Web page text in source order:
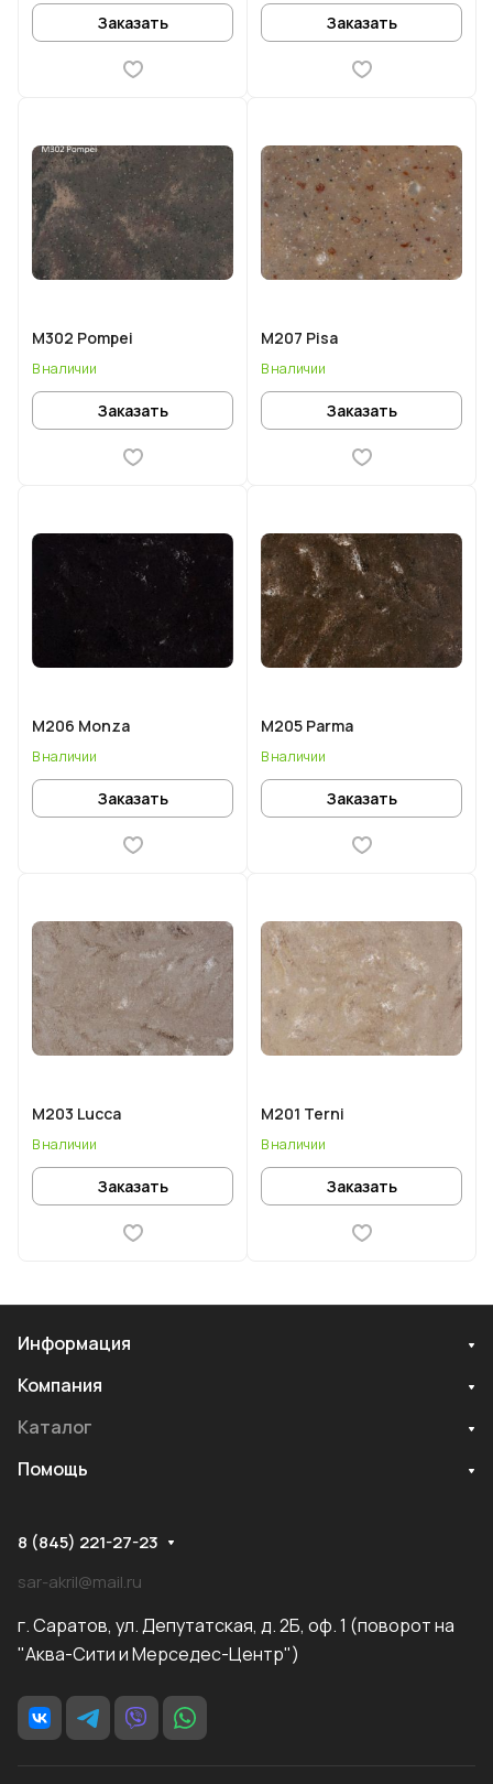
Заказать Заказать
M302 Pompei
В наличии
Заказать
M207 Pisa
В наличии
Заказать
M206 Monza
В наличии
Заказать
M205 Parma
В наличии
Заказать
M203 Lucca
В наличии
Заказать
M201 Terni
В наличии
Заказать
Информация
Компания
Каталог
Помощь
8 (845) 221-27-23
sar-akril@mail.ru
г. Саратов, ул. Депутатская, д. 2Б, оф. 1 (поворот на
"Аква-Сити и Мерседес-Центр")